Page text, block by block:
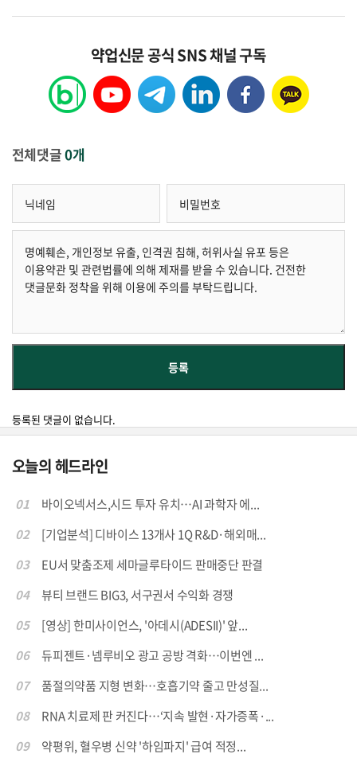
약업신문 공식 SNS 채널 구독
전체댓글0개
등록된 댓글이 없습니다.
오늘의 헤드라인
01
바이오넥서스,시드 투자 유치…AI 과학자 에...
02
[기업분석] 디바이스 13개사 1Q R&D·해외매...
03
EU서 맞춤조제 세마글루타이드 판매중단 판결
04
뷰티 브랜드 BIG3, 서구권서 수익화 경쟁
05
[영상] 한미사이언스, '아데시(ADESII)' 앞...
06
듀피젠트·넴루비오 광고 공방 격화…이번엔 ...
07
품절의약품 지형 변화…호흡기약 줄고 만성질...
08
RNA 치료제 판 커진다…‘지속 발현·자가증폭·...
09
약평위, 혈우병 신약 '하임파지' 급여 적정...